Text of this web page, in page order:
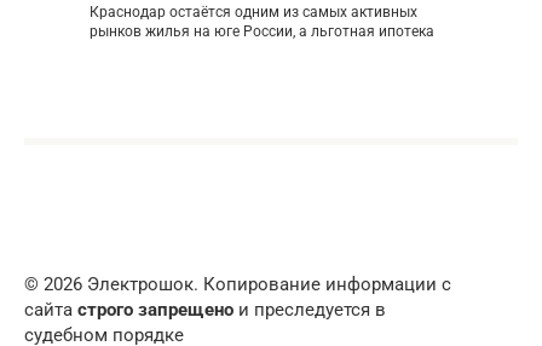
Краснодар остаётся одним из самых активных
рынков жилья на юге России, а льготная ипотека
© 2026 Электрошок. Копирование информации с
сайта строго запрещено и преследуется в
судебном порядке